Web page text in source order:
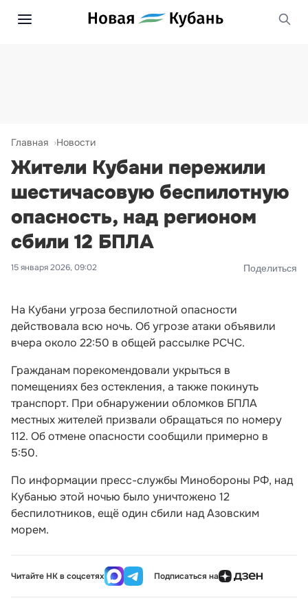
Главная Новости
Жители Кубани пережили
шестичасовую беспилотную
опасность, над регионом
сбили 12 БПЛА
15 января 2026, 09:02 Поделиться
На Кубани угроза беспилотной опасности
действовала всю ночь. Об угрозе атаки объявили
вчера около 22:50 в общей рассылке РСЧС.
Гражданам порекомендовали укрыться в
помещениях без остекления, а также покинуть
транспорт. При обнаружении обломков БПЛА
местных жителей призвали обращаться по номеру
112. Об отмене опасности сообщили примерно в
5:50.
По информации пресс-службы Минобороны РФ, над
Кубанью этой ночью было уничтожено 12
беспилотников, ещё один сбили над Азовским
морем.
Читайте НК в соцсетях Подписаться на